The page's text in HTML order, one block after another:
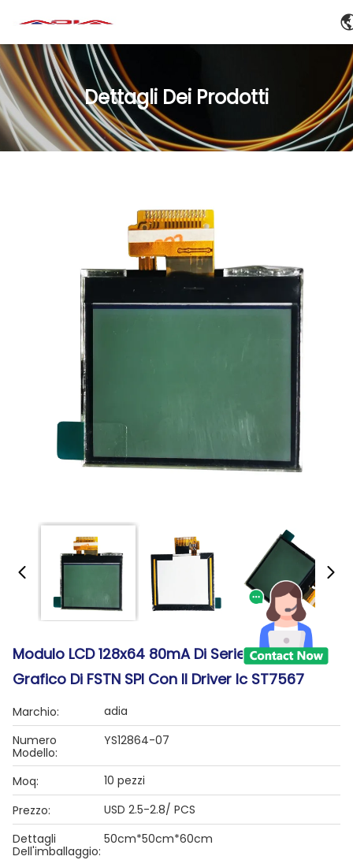
Dettagli Dei Prodotti
Modulo LCD 128x64 80mA Di Serie Del DENTE
Grafico Di FSTN SPI Con Il Driver Ic ST7567
Marchio:
adia
Numero
Modello:
YS12864-07
Moq:
10 pezzi
Prezzo:
USD 2.5-2.8/ PCS
Dettagli
Dell'imballaggio:
50cm*50cm*60cm